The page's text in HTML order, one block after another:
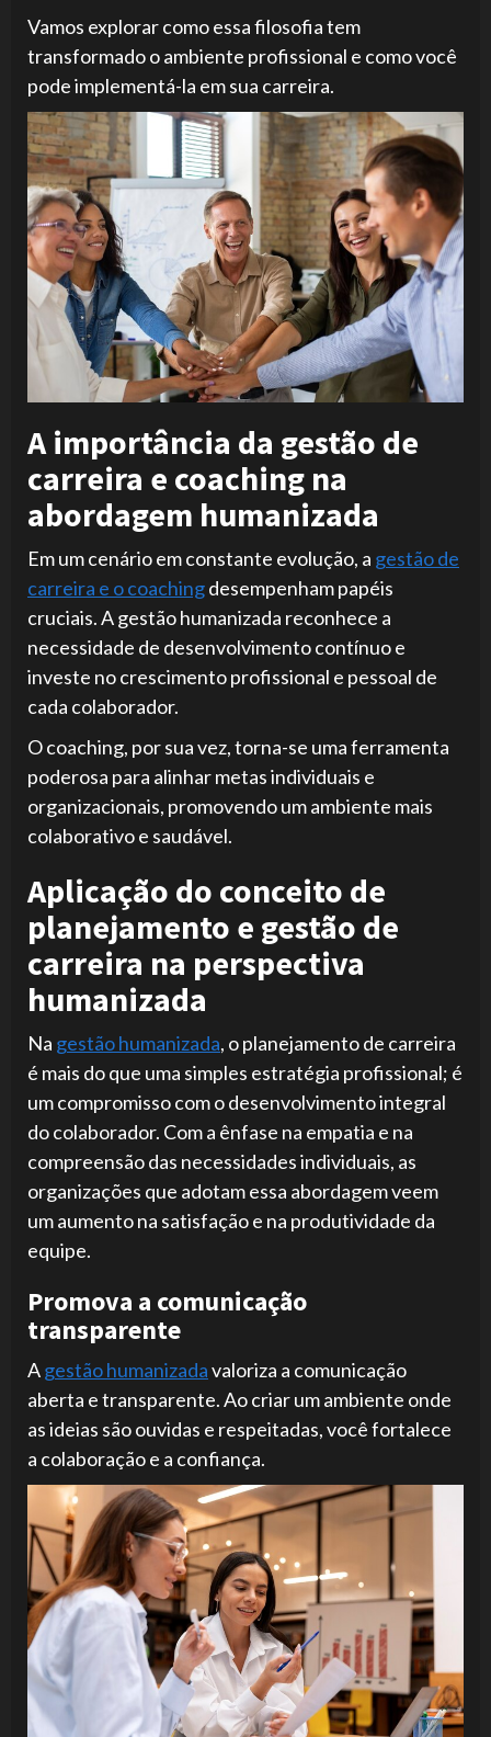
Vamos explorar como essa filosofia tem
transformado o ambiente profissional e como você
pode implementá-la em sua carreira.
A importância da gestão de
carreira e coaching na
abordagem humanizada
Em um cenário em constante evolução, a gestão de
carreira e o coachingdesempenham papéis
cruciais. A gestão humanizada reconhece a
necessidade de desenvolvimento contínuo e
investe no crescimento profissional e pessoal de
cada colaborador.
O coaching, por sua vez, torna-se uma ferramenta
poderosa para alinhar metas individuais e
organizacionais, promovendo um ambiente mais
colaborativo e saudável.
Aplicação do conceito de
planejamento e gestão de
carreira na perspectiva
humanizada
Na gestão humanizada, o planejamento de carreira
é mais do que uma simples estratégia profissional; é
um compromisso com o desenvolvimento integral
do colaborador. Com a ênfase na empatia e na
compreensão das necessidades individuais, as
organizações que adotam essa abordagem veem
um aumento na satisfação e na produtividade da
equipe.
Promova a comunicação
transparente
Agestão humanizadavaloriza a comunicação
aberta e transparente. Ao criar um ambiente onde
as ideias são ouvidas e respeitadas, você fortalece
a colaboração e a confiança.